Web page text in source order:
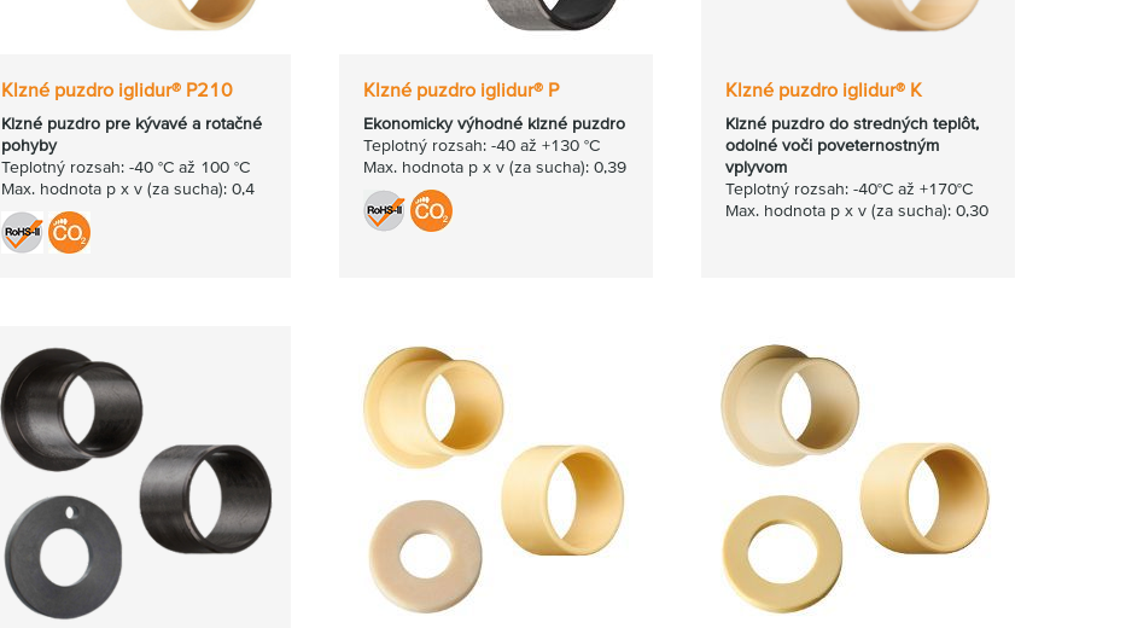
Klzné puzdro iglidur® P210
Klzné puzdro pre kývavé a rotačné
pohyby
Teplotný rozsah: -40 °C až 100 °C
Max. hodnota p x v (za sucha): 0,4
Klzné puzdro iglidur® P
Ekonomicky výhodné klzné puzdro
Teplotný rozsah: -40 až +130 °C
Max. hodnota p x v (za sucha): 0,39
Klzné puzdro iglidur® K
Klzné puzdro do stredných teplôt,
odolné voči poveternostným
vplyvom
Teplotný rozsah: -40°C až +170°C
Max. hodnota p x v (za sucha): 0,30